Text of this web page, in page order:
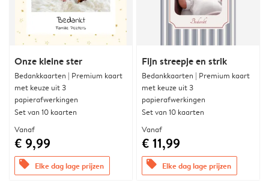
Onze kleine ster
Bedankkaarten | Premium kaart
met keuze uit 3
papierafwerkingen
Set van 10 kaarten
Vanaf
€ 9,99
offers Elke dag lage prijzen
Fijn streepje en strik
Bedankkaarten | Premium kaart
met keuze uit 3
papierafwerkingen
Set van 10 kaarten
Vanaf
€ 11,99
offers Elke dag lage prijzen